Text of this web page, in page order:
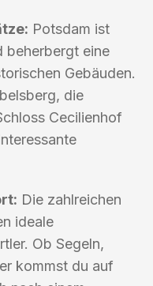
Potsdam ist
beherbergt eine
Gebäuden.
die
Cecilienhof
Die zahlreichen
ideale
Ob Segeln,
kommst du auf